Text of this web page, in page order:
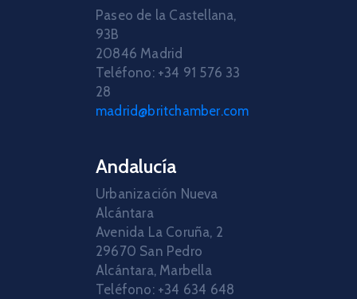
Paseo de la Castellana,
93B
20846 Madrid
Teléfono: +34 91 576 33
28
madrid@britchamber.com
Andalucía
Urbanización Nueva
Alcántara
Avenida La Coruña, 2
29670 San Pedro
Alcántara, Marbella
Teléfono: +34 634 648